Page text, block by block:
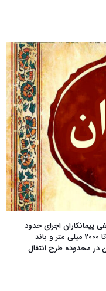
کیفی پیمانکاران اجرای حدود
100 کیلومتر خط لوله فولادی آب با اقطار 1600 تا 2000 میلی متر و باند
در محدوده طرح انتقال